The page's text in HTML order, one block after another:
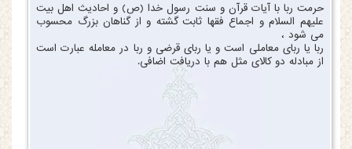
حرمت ربا با آیات قرآن و سنت رسول خدا (ص) و احادیث اهل بیت
علیهم السلام و اجماع فقها ثابت گشته و از گناهان بزرگ محسوب
می شود ،
ربا یا ربای معاملی است و یا ربای قرضی و ربا در معامله عبارت است
از مبادله دو کالای مثل هم با دریافت اضافی.